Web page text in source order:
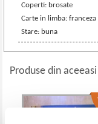
Coperti: brosate
Carte in limba: franceza
Stare: buna
Produse din